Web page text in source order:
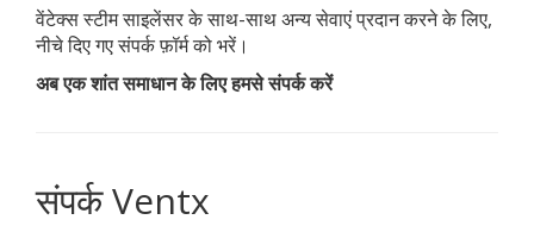
वेंटेक्स स्टीम साइलेंसर के साथ-साथ अन्य सेवाएं प्रदान करने के लिए,
नीचे दिए गए संपर्क फ़ॉर्म को भरें।
अब एक शांत समाधान के लिए हमसे संपर्क करें
संपर्क Ventx